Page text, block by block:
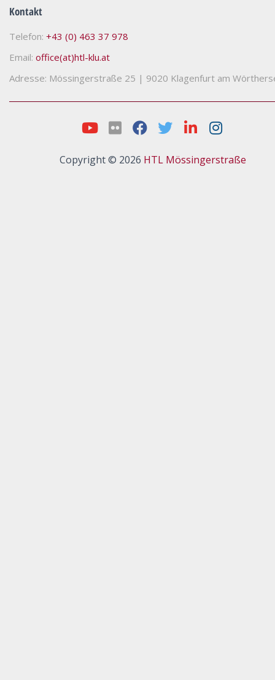
Kontakt
Telefon: +43 (0) 463 37 978
Email: office(at)htl-klu.at
Adresse: Mössingerstraße 25 | 9020 Klagenfurt am
Copyright © 2026 HTL Mössingerstraße